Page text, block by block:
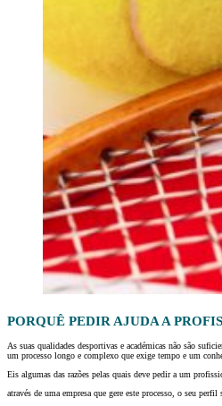
PORQUÊ PEDIR AJUDA A
As suas qualidades desportivas e académicas não são
um processo longo e complexo que exige tempo e um
Eis algumas das razões pelas quais deve pedir a um
através de uma empresa que gere este processo, o seu